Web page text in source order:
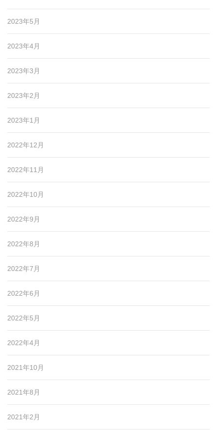
2023年5月
2023年4月
2023年3月
2023年2月
2023年1月
2022年12月
2022年11月
2022年10月
2022年9月
2022年8月
2022年7月
2022年6月
2022年5月
2022年4月
2021年10月
2021年8月
2021年2月